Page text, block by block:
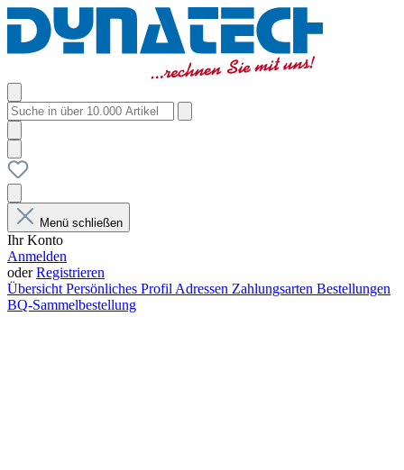
Menü schließen
Ihr Konto
Anmelden
oderRegistrieren
Übersicht Persönliches Profil Adressen Zahlungsarten Bestellungen
BQ-Sammelbestellung